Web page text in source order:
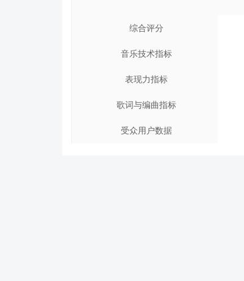
综合评分
音乐技术指标
表现力指标
歌词与编曲指标
受众用户数据